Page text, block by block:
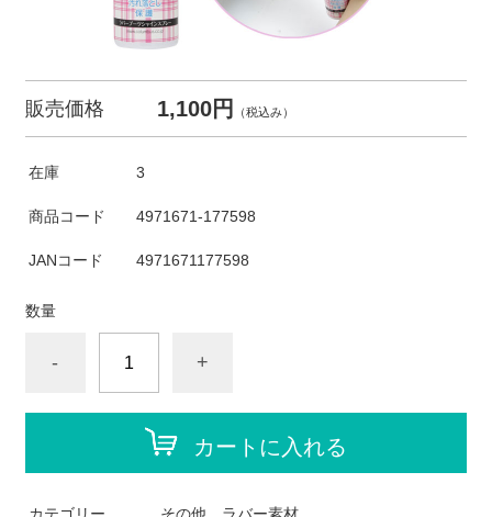
販売価格 1,100円 （税込み）
在庫 3
商品コード 4971671-177598
JANコード 4971671177598
数量
- +
カートに入れる
カテゴリー その他 ラバー素材